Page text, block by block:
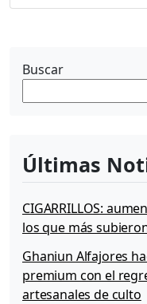
Buscar
Últimas
CIGARRILLOS:
los que más
Ghaniun Alfajores
premium con el
artesanales de culto